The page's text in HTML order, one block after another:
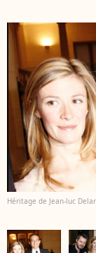
Héritage de Jean-luc